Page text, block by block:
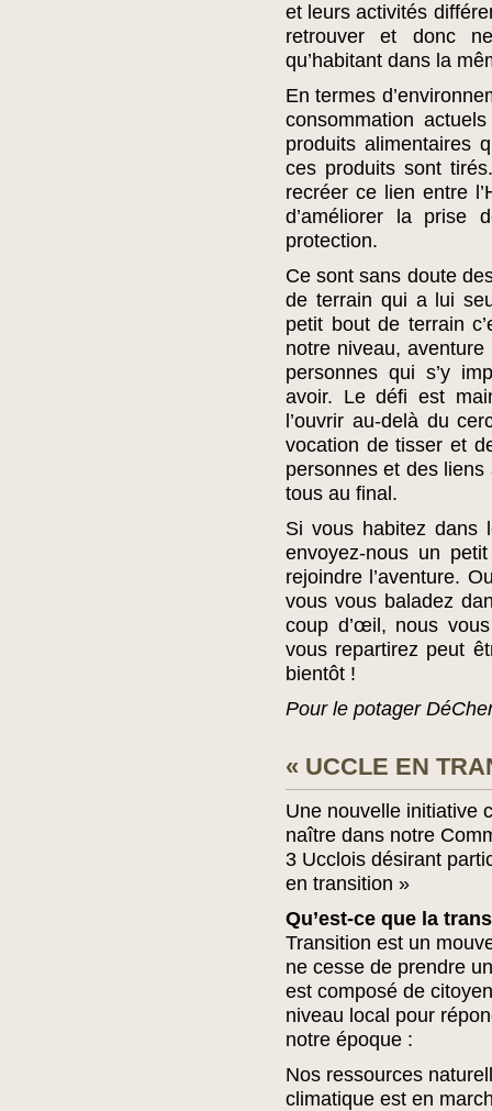
et leurs activités
retrouver et donc
qu’habitant dans la
En termes
consommation
produits alimentaires
ces produits sont
recréer ce lien entre
d’améliorer la prise
protection.
Ce sont sans doute
de terrain qui a lui
petit bout de terrain
notre niveau,
personnes qui s’y
avoir. Le défi est
l’ouvrir au-delà du
vocation de tisser et
personnes et des
tous au final.
Si vous habitez dans
envoyez-nous un
rejoindre l’aventure.
vous vous baladez
coup d’œil, nous
vous repartirez peut
bientôt !
Pour le potager
« UCCLE EN
Une nouvelle initiative
naître dans notre
3 Ucclois désirant
en transition »
Qu’est-ce que la
Transition est un
ne cesse de prendre
est composé de
niveau local pour
notre époque :
Nos ressources
climatique est en